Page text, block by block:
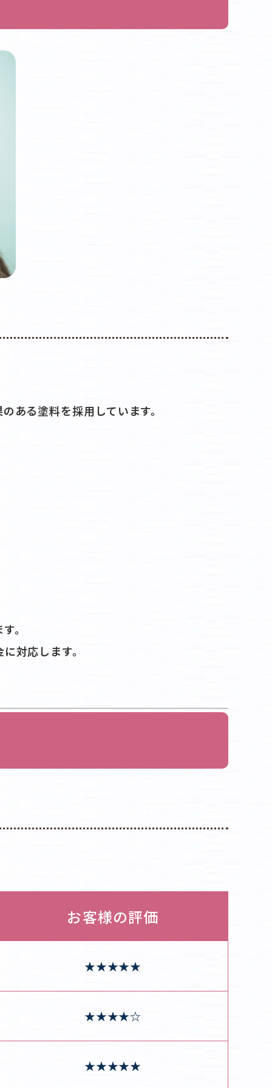
ある塗料を採用しています。
。
対応します。
お客様の評価
★★★★★
★★★★☆
★★★★★